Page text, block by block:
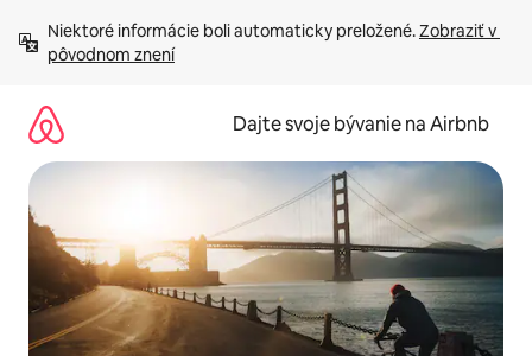
obsah.
Niektoré informácie boli automaticky preložené. Zobraziť v
pôvodnom znení
Dajte svoje bývanie na Airbnb